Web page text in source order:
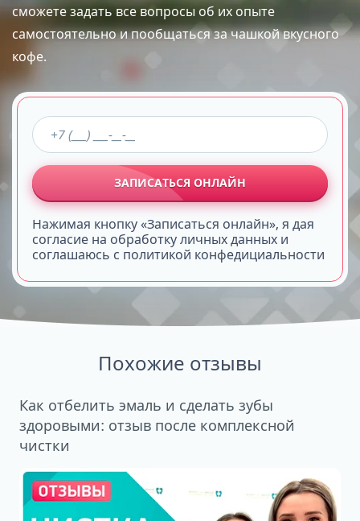
сможете задать все вопросы об их опыте
самостоятельно и пообщаться за чашкой вкусного
кофе.
ЗАПИСАТЬСЯ ОНЛАЙН
Нажимая кнопку «Записаться онлайн», я дая
согласие на обработку личных данных и
соглашаюсь с политикой конфедициальности
Похожие отзывы
Как отбелить эмаль и сделать зубы
здоровыми: отзыв после комплексной
чистки